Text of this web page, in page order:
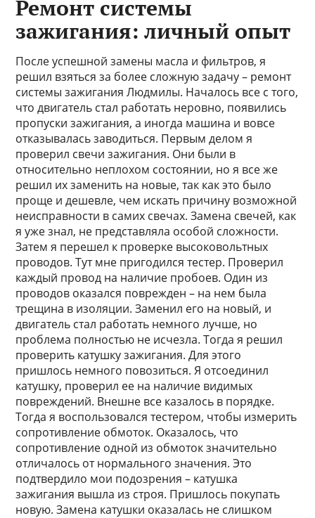
Ремонт системы
зажигания: личный опыт
После успешной замены масла и фильтров, я
решил взяться за более сложную задачу – ремонт
системы зажигания Людмилы. Началось все с того,
что двигатель стал работать неровно, появились
пропуски зажигания, а иногда машина и вовсе
отказывалась заводиться. Первым делом я
проверил свечи зажигания. Они были в
относительно неплохом состоянии, но я все же
решил их заменить на новые, так как это было
проще и дешевле, чем искать причину возможной
неисправности в самих свечах. Замена свечей, как
я уже знал, не представляла особой сложности.
Затем я перешел к проверке высоковольтных
проводов. Тут мне пригодился тестер. Проверил
каждый провод на наличие пробоев. Один из
проводов оказался поврежден – на нем была
трещина в изоляции. Заменил его на новый, и
двигатель стал работать немного лучше, но
проблема полностью не исчезла. Тогда я решил
проверить катушку зажигания. Для этого
пришлось немного повозиться. Я отсоединил
катушку, проверил ее на наличие видимых
повреждений. Внешне все казалось в порядке.
Тогда я воспользовался тестером, чтобы измерить
сопротивление обмоток. Оказалось, что
сопротивление одной из обмоток значительно
отличалось от нормального значения. Это
подтвердило мои подозрения – катушка
зажигания вышла из строя. Пришлось покупать
новую. Замена катушки оказалась не слишком